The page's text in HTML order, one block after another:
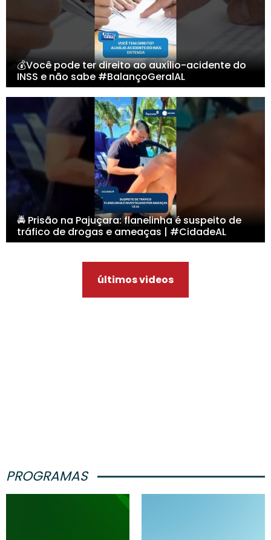
💰Você pode ter direito ao auxílio-acidente do
INSS e não sabe #BalançoGeralAL
🚔 Prisão na Pajuçara: flanelinha é suspeito de
tráfico de drogas e ameaças | #CidadeAL
últimos videos
PROGRAMAS